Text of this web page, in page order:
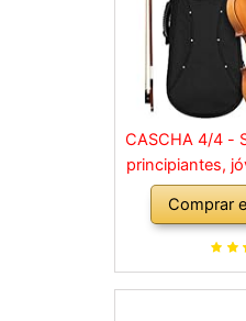
CASCHA 4/4 -
principiantes,
violín macizo
cuerdas de
para
Comprar